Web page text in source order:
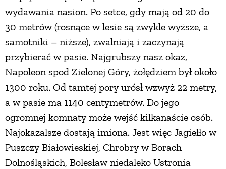
wydawania nasion. Po setce, gdy mają od 20 do
30 metrów (rosnące w lesie są zwykle wyższe, a
samotniki – niższe), zwalniają i zaczynają
przybierać w pasie. Najgrubszy nasz okaz,
Napoleon spod Zielonej Góry, żołędziem był około
1300 roku. Od tamtej pory urósł wzwyż 22 metry,
a w pasie ma 1140 centymetrów. Do jego
ogromnej komnaty może wejść kilkanaście osób.
Najokazalsze dostają imiona. Jest więc Jagiełło w
Puszczy Białowieskiej, Chrobry w Borach
Dolnośląskich, Bolesław niedaleko Ustronia